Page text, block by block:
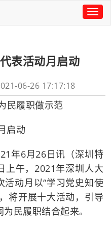
Toggle
表活动月启动
06-26 17:17:18
民履职做示范
启动
年6月26日讯（深圳特
上午，2021年深圳人大
动月以“学习党史知使
将开展十大活动，引导
民履职结合起来。